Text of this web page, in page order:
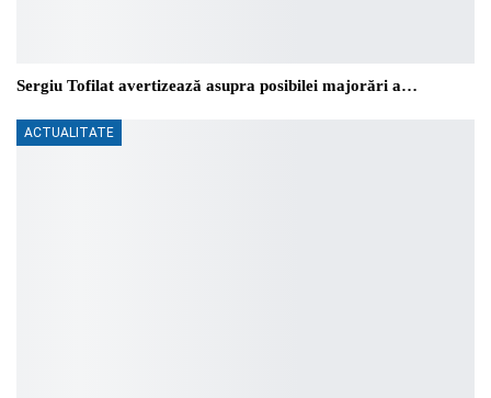
Sergiu Tofilat avertizează asupra posibilei majorări a…
ACTUALITATE